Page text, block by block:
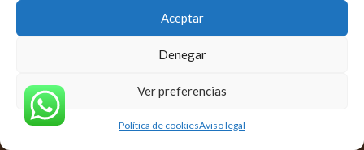
Aceptar
Denegar
Ver preferencias
Política de cookiesAviso legal